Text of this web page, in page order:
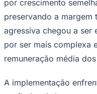
Juventude
agressiva chegou a ser
por ser mais complexa
remuneração média
A implementação
renda e, em algumas